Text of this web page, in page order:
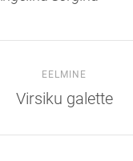
EELMINE
Virsiku galette